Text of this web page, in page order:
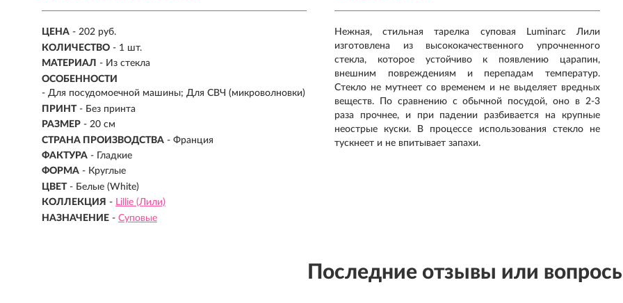
ЦЕНА - 202 руб.
КОЛИЧЕСТВО - 1 шт.
МАТЕРИАЛ - Из стекла
ОСОБЕННОСТИ
- Для посудомоечной машины; Для СВЧ (микроволновки)
ПРИНТ - Без принта
РАЗМЕР - 20 см
СТРАНА ПРОИЗВОДСТВА - Франция
ФАКТУРА - Гладкие
ФОРМА - Круглые
ЦВЕТ - Белые (White)
КОЛЛЕКЦИЯ - Lillie (Лили)
НАЗНАЧЕНИЕ - Суповые
Нежная, стильная тарелка суповая Luminarc Лили
изготовлена из высококачественного упрочненного
стекла, которое устойчиво к появлению царапин,
внешним повреждениям и перепадам температур.
Стекло не мутнеет со временем и не выделяет вредных
веществ. По сравнению с обычной посудой, оно в 2-3
раза прочнее, и при падении разбивается на крупные
неострые куски. В процессе использования стекло не
тускнеет и не впитывает запахи.
Последние отзывы или